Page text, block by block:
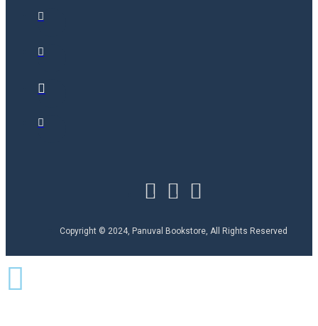
Copyright © 2024, Panuval Bookstore, All Rights Reserved